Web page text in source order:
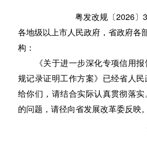
粤发改规〔2026〕
各地级以上市人民政府，省政府各
构：
《关于进一步深化专项信用报
规记录证明工作方案》已经省人
给你们，请结合实际认真贯彻落
的问题，请径向省发展改革委反映。